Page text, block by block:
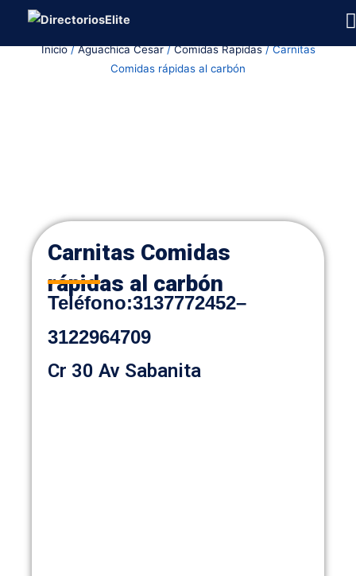
contenidoInicio/Aguachica Cesar/Comidas Rapidas/ Carnitas
Comidas rápidas al carbón
Carnitas Comidas
rápidas al carbón
Teléfono:3137772452–
3122964709
Cr 30 Av Sabanita